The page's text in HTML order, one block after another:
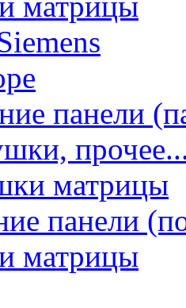
панели
матрицы
панели
матрицы